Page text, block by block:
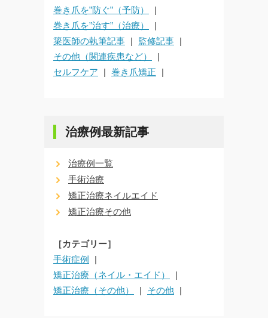
巻き爪を”防ぐ”（予防）
巻き爪を”治す”（治療）
簗医師の執筆記事
監修記事
その他（関連疾患など）
セルフケア
巻き爪矯正
治療例最新記事
治療例一覧
手術治療
矯正治療ネイルエイド
矯正治療その他
［カテゴリー］
手術症例
矯正治療（ネイル・エイド）
矯正治療（その他）
その他